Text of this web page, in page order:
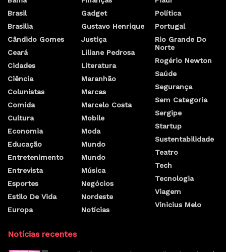
Brasil
Brasilia
Cândido Gomes
Ceará
Cidades
Ciência
Colunistas
Comida
Cultura
Economia
Educação
Entretenimento
Entrevista
Esportes
Estilo De Vida
Europa
Gadget
Gustavo Henrique
Justiça
Liliane Pedrosa
Literatura
Maranhão
Marcas
Marcelo Costa
Mobile
Moda
Mundo
Mundo
Música
Negócios
Nordeste
Notícias
Política
Portugal
Rio Grande Do
Norte
Rogério Newton
Saúde
Segurança
Sem Categoria
Sergipe
Startup
Sustentabilidade
Teatro
Tech
Tecnologia
Viagem
Vinicius Melo
Notícias recentes